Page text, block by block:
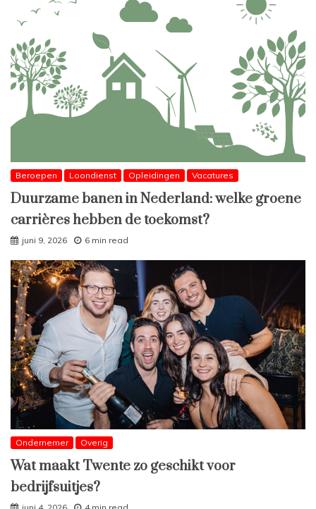
Beroepen Loondienst Opleidingen Vacatures
Duurzame banen in Nederland: welke groene
carrières hebben de toekomst?
juni 9, 2026 6 min read
Ondernemer Overig
Wat maakt Twente zo geschikt voor
bedrijfsuitjes?